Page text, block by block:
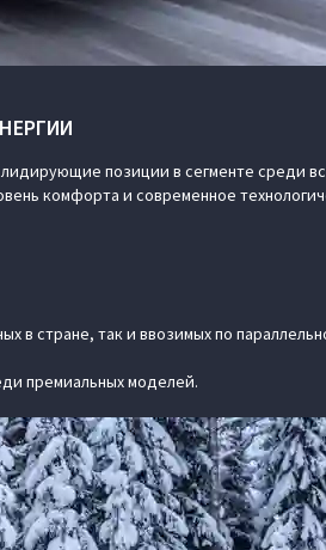
позиции в сегменте среди
комфорта и современное
в стране, так и ввозимых по
премиальных моделей.